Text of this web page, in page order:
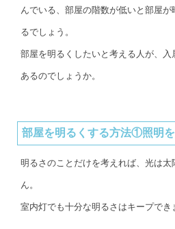
んでいる、部屋の階数が低いと部屋
るでしょう。
部屋を明るくしたいと考える人が、
あるのでしょうか。
部屋を明るくする方法①照明
明るさのことだけを考えれば、光は
ん。
室内灯でも十分な明るさはキープでき